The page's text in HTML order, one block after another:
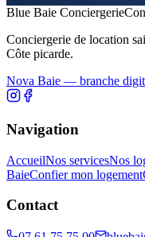
Blue Baie Conciergerie
Conciergerie de location
Côte picarde.
Nova Baie — branche
Navigation
AccueilNos servicesNos
BaieConfier mon logement
Contact